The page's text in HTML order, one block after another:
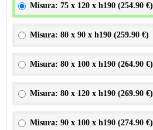
Misura: 75 x 120 x h190 (254.90 €)
Misura: 80 x 90 x h190 (259.90 €)
Misura: 80 x 100 x h190 (264.90 €)
Misura: 80 x 120 x h190 (269.90 €)
Misura: 90 x 100 x h190 (274.90 €)